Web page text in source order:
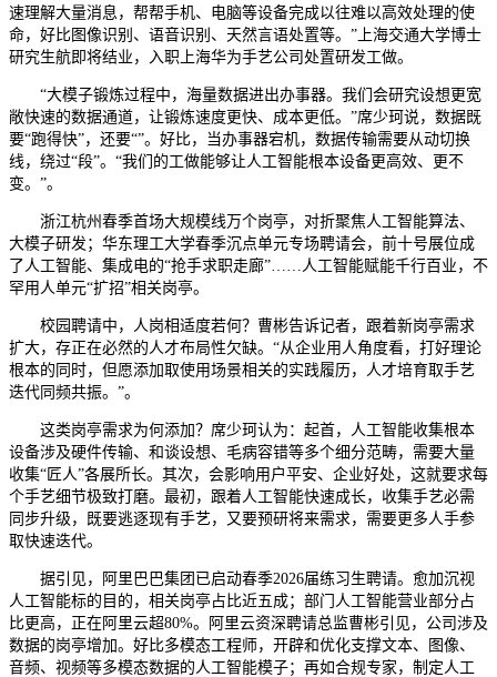
速理解大量消息，帮帮手机、电脑等设备完成以往难以高效处理的使
命，好比图像识别、语音识别、天然言语处置等。”上海交通大学博士
研究生航即将结业，入职上海华为手艺公司处置研发工做。
“大模子锻炼过程中，海量数据进出办事器。我们会研究设想更宽
敞快速的数据通道，让锻炼速度更快、成本更低。”席少珂说，数据既
要“跑得快”，还要“”。好比，当办事器宕机，数据传输需要从动切换
线，绕过“段”。“我们的工做能够让人工智能根本设备更高效、更不
变。”。
浙江杭州春季首场大规模线万个岗亭，对折聚焦人工智能算法、
大模子研发；华东理工大学春季沉点单元专场聘请会，前十号展位成
了人工智能、集成电的“抢手求职走廊”……人工智能赋能千行百业，不
罕用人单元“扩招”相关岗亭。
校园聘请中，人岗相适度若何？曹彬告诉记者，跟着新岗亭需求
扩大，存正在必然的人才布局性欠缺。“从企业用人角度看，打好理论
根本的同时，但愿添加取使用场景相关的实践履历，人才培育取手艺
迭代同频共振。”。
这类岗亭需求为何添加？席少珂认为：起首，人工智能收集根本
设备涉及硬件传输、和谈设想、毛病容错等多个细分范畴，需要大量
收集“匠人”各展所长。其次，会影响用户平安、企业好处，这就要求每
个手艺细节极致打磨。最初，跟着人工智能快速成长，收集手艺必需
同步升级，既要逃逐现有手艺，又要预研将来需求，需要更多人手参
取快速迭代。
据引见，阿里巴巴集团已启动春季2026届练习生聘请。愈加沉视
人工智能标的目的，相关岗亭占比近五成；部门人工智能营业部分占
比更高，正在阿里云超80%。阿里云资深聘请总监曹彬引见，公司涉及
数据的岗亭增加。好比多模态工程师，开辟和优化支撑文本、图像、
音频、视频等多模态数据的人工智能模子；再如合规专家，制定人工